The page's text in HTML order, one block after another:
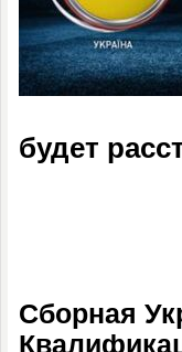
будет
Сборная